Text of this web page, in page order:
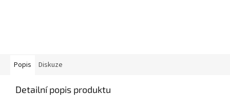
Popis Diskuze
Detailní popis produktu